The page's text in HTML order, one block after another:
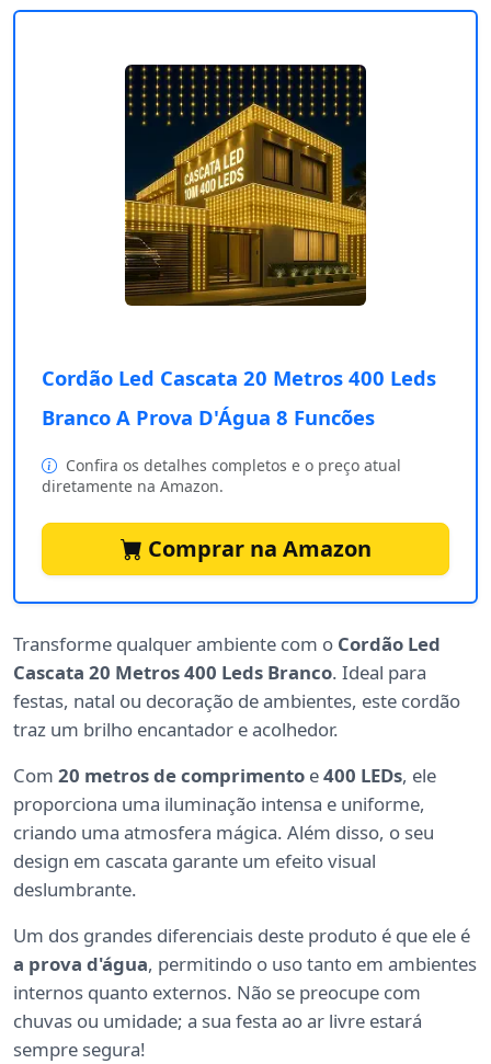
Cordão Led Cascata 20 Metros 400 Leds
Branco A Prova D'Água 8 Funcões
Confira os detalhes completos e o preço atual
diretamente na Amazon.
Comprar na Amazon
Transforme qualquer ambiente com o Cordão Led
Cascata 20 Metros 400 Leds Branco. Ideal para
festas, natal ou decoração de ambientes, este cordão
traz um brilho encantador e acolhedor.
Com 20 metros de comprimento e400 LEDs, ele
proporciona uma iluminação intensa e uniforme,
criando uma atmosfera mágica. Além disso, o seu
design em cascata garante um efeito visual
deslumbrante.
Um dos grandes diferenciais deste produto é que ele é
a prova d'água, permitindo o uso tanto em ambientes
internos quanto externos. Não se preocupe com
chuvas ou umidade; a sua festa ao ar livre estará
sempre segura!